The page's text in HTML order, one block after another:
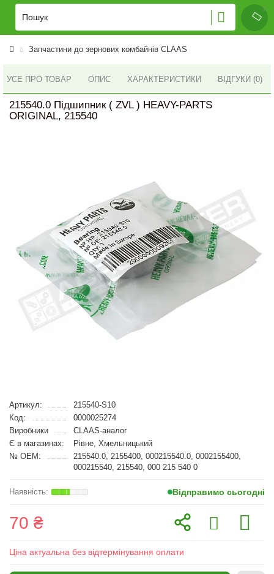
Запчастини до зернових комбайнів CLAAS
УСЕ ПРО ТОВАР ОПИС ХАРАКТЕРИСТИКИ ВІДГУКИ (0)
215540.0 Підшипник ( ZVL ) HEAVY-PARTS
ORIGINAL, 215540
Артикул:
215540-S10
Код:
0000025274
Виробники
CLAAS-аналог
Є в магазинах:
Рівне, Хмельницький
№ OEM:
215540.0, 2155400, 000215540.0, 0002155400,
000215540, 215540, 000 215 540 0
Відправимо сьогодні
70 ₴
Ціна актуальна без відтермінування оплати